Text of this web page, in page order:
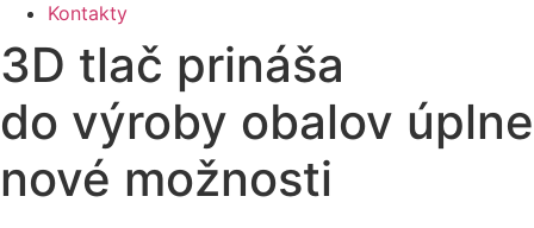
Kontakty
3D tlač prináša
do výroby obalov úplne
nové možnosti